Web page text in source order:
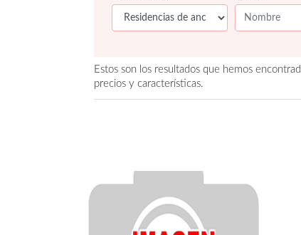
Estos son los resultados que hemos
precios y características.